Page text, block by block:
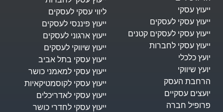
ייעוץ עסקי
ייעוץ עסקי לעסקים
ייעוץ עסקי לעסקים קטנים
ייעוץ עסקי לחברות
יועץ כלכלי
יועץ שיווקי
הרחבת העסק​
יועצים עסקיים
פרופיל חברה
ליווי עסקי לעסקים
ייעוץ פיננסי לעסקים
ייעוץ ארגוני לעסקים
ייעוץ שיווקי לעסקים
ייעוץ עסקי בתל אביב
ייעוץ עסקי למאמני כושר
ייעוץ עסקי לקוסמטיקאיות
ייעוץ עסקי לאדריכלים
ייעוץ עסקי לחדרי כושר